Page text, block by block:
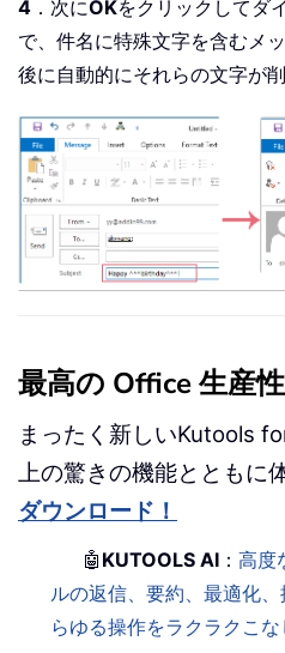
4 ．次にOKをクリックしてダ
で、件名に特殊文字を含むメ
後に自動的にそれらの文字が
最高の Office 生産
まったく新しいKutools
上の驚きの機能とともに
ダウンロード！
🤖 KUTOOLS AI ：高度
ルの返信、要約、最適化
らゆる操作をラクラクこな